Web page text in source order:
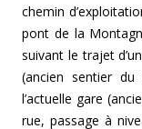
chemin
pont de la
suivant le trajet
(ancien sentier
l’actuelle gare
rue, passage à